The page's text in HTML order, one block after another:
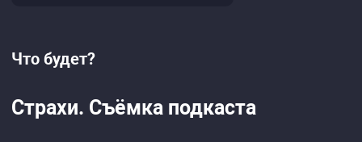
Что будет?
Страхи. Съёмка подкаста